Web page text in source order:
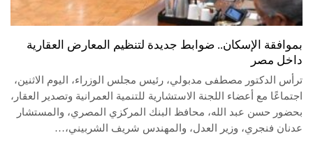
بموافقة الإسكان.. ضوابط جديدة لتنظيم المعارض العقارية
داخل مصر
ترأس الدكتور مصطفى مدبولي، رئيس مجلس الوزراء، اليوم الاثنين،
اجتماعًا مع أعضاء اللجنة الاستشارية للتنمية العمرانية وتصدير العقار،
بحضور حسن عبد الله، محافظ البنك المركزي المصري، والمستشار
عدنان فنجري، وزير العدل، والمهندس شريف الشربيني،…